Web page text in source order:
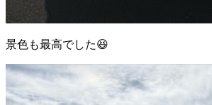
景色も最高でした😆